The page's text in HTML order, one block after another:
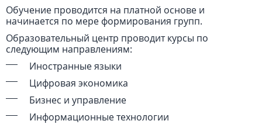
Обучение проводится на платной основе и
начинается по мере формирования групп.
Образовательный центр проводит курсы по
следующим направлениям:
Иностранные языки
Цифровая экономика
Бизнес и управление
Информационные технологии